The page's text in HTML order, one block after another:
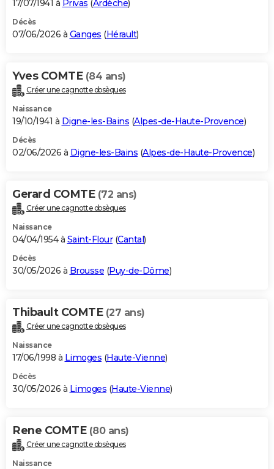
17/07/1941 à Privas (Ardèche)
Décès
07/06/2026 à Ganges (Hérault)
Yves COMTE (84 ans)
Créer une cagnotte obsèques
Naissance
19/10/1941 à Digne-les-Bains (Alpes-de-Haute-Provence)
Décès
02/06/2026 à Digne-les-Bains (Alpes-de-Haute-Provence)
Gerard COMTE (72 ans)
Créer une cagnotte obsèques
Naissance
04/04/1954 à Saint-Flour(Cantal)
Décès
30/05/2026 à Brousse (Puy-de-Dôme)
Thibault COMTE (27 ans)
Créer une cagnotte obsèques
Naissance
17/06/1998 à Limoges (Haute-Vienne)
Décès
30/05/2026 à Limoges (Haute-Vienne)
Rene COMTE (80 ans)
Créer une cagnotte obsèques
Naissance